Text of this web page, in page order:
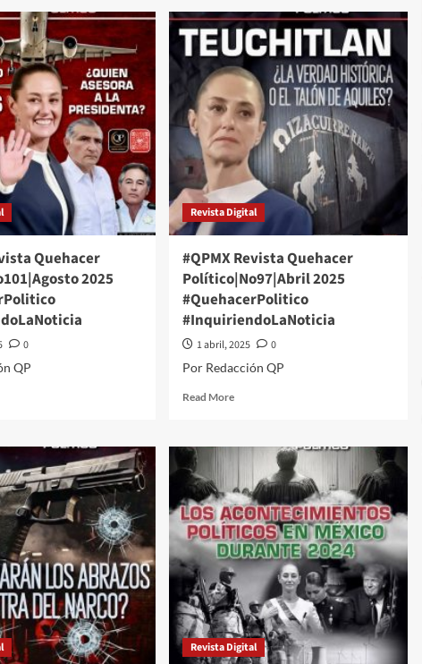
2026
#QuehacerPolitico
#InquiriendoLaNoticia
#QPMX
Quehacer
2025
0
QP
Revista Digital
#QPMX Revista Quehacer
Político|No97|Abril 2025
#QuehacerPolitico
#InquiriendoLaNoticia
1 abril, 2025
0
Por Redacción QP
Read MoreRead
#QPMX
Quehacer
Político|No97|Abril
2025
#QuehacerPolitico
#InquiriendoLaNoticia
Revista Digital